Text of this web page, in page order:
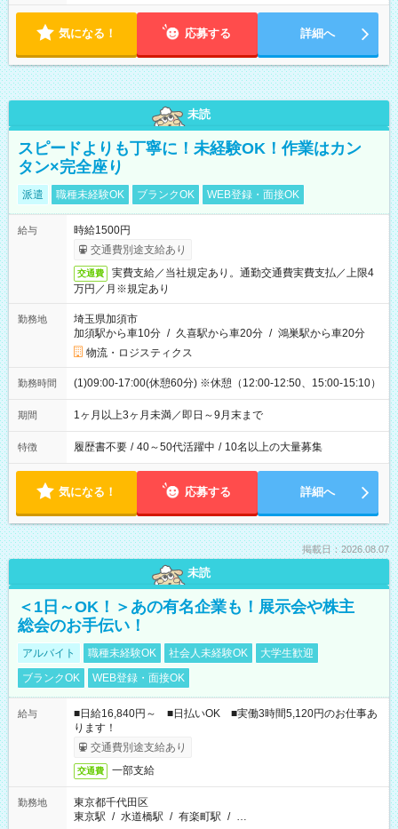
気になる！ 応募する 詳細へ
未読
スピードよりも丁寧に！未経験OK！作業はカン
タン×完全座り
派遣 職種未経験OK ブランクOK WEB登録・面接OK
給与
時給1500円
交通費別途支給あり
交通費
実費支給／当社規定あり。通勤交通費実費支払／上限4
万円／月※規定あり
勤務地
埼玉県加須市
加須駅から車10分 / 久喜駅から車20分 / 鴻巣駅から車20分
物流・ロジスティクス
勤務時間 (1)09:00-17:00(休憩60分) ※休憩（12:00-12:50、15:00-15:10）
期間 1ヶ月以上3ヶ月未満／即日～9月末まで
特徴 履歴書不要 / 40～50代活躍中 / 10名以上の大量募集
気になる！ 応募する 詳細へ
掲載日：2026.08.07
未読
＜1日～OK！＞あの有名企業も！展示会や株主
総会のお手伝い！
アルバイト 職種未経験OK 社会人未経験OK
大学生歓迎
ブランクOK
WEB登録・面接OK
給与
■日給16,840円～ ■日払いOK ■実働3時間5,120円のお仕事あ
ります！
交通費別途支給あり
交通費 一部支給
勤務地
東京都千代田区
東京駅 / 水道橋駅 / 有楽町駅 / …